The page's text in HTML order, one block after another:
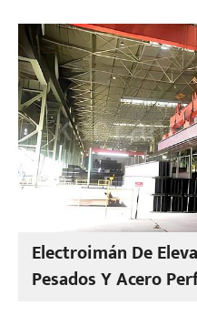
Electroimán De
Pesados Y Acero